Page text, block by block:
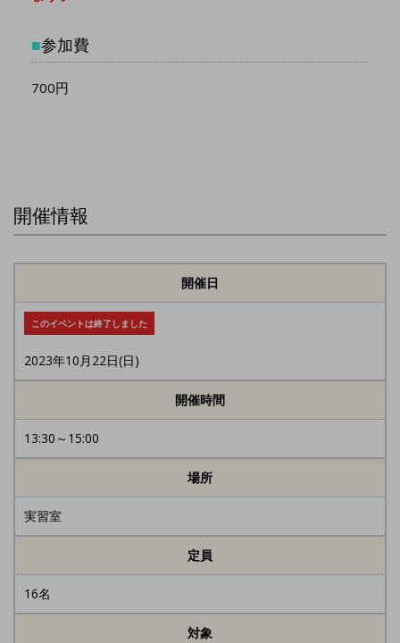
■参加費
700円
開催情報
開催日
このイベントは終了しました
2023年10月22日(日)
開催時間
13:30～15:00
場所
実習室
定員
16名
対象